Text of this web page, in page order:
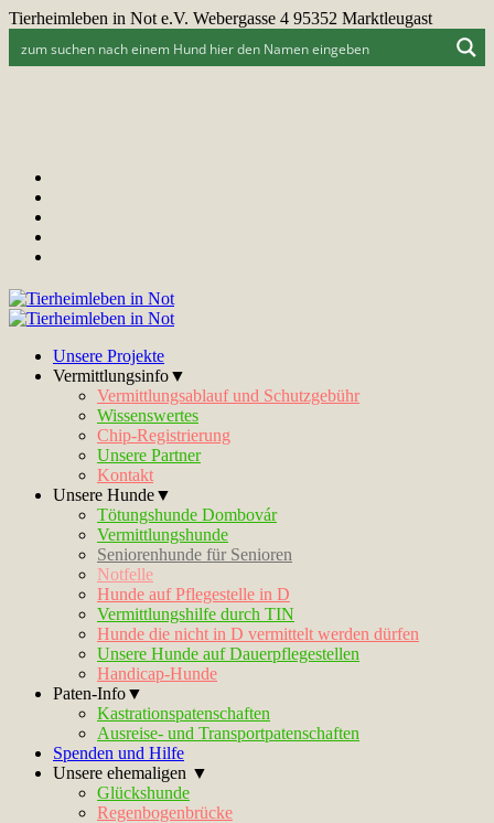
Tierheimleben in Not e.V. Webergasse 4 95352 Marktleugast
Unsere Projekte
Vermittlungsinfo▼
Vermittlungsablauf und Schutzgebühr
Wissenswertes
Chip-Registrierung
Unsere Partner
Kontakt
Unsere Hunde▼
Tötungshunde Dombovár
Vermittlungshunde
Seniorenhunde für Senioren
Notfelle
Hunde auf Pflegestelle in D
Vermittlungshilfe durch TIN
Hunde die nicht in D vermittelt werden dürfen
Unsere Hunde auf Dauerpflegestellen
Handicap-Hunde
Paten-Info▼
Kastrationspatenschaften
Ausreise- und Transportpatenschaften
Spenden und Hilfe
Unsere ehemaligen ▼
Glückshunde
Regenbogenbrücke